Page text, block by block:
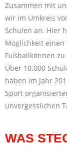
Zusammen mit
wir im Umkreis
Schulen an. Hier
Möglichkeit
Fußballkönnen
Über 10.000
haben im Jahr
Sport
unvergesslichen
WAS